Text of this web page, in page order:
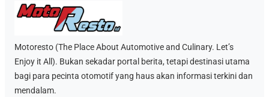
Motoresto (The Place About Automotive and Culinary. Let’s
Enjoy it All). Bukan sekadar portal berita, tetapi destinasi utama
bagi para pecinta otomotif yang haus akan informasi terkini dan
mendalam.